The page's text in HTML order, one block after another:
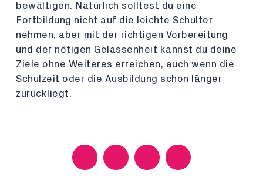
bewältigen. Natürlich solltest du eine
Fortbildung nicht auf die leichte Schulter
nehmen, aber mit der richtigen Vorbereitung
und der nötigen Gelassenheit kannst du deine
Ziele ohne Weiteres erreichen, auch wenn die
Schulzeit oder die Ausbildung schon länger
zurückliegt.